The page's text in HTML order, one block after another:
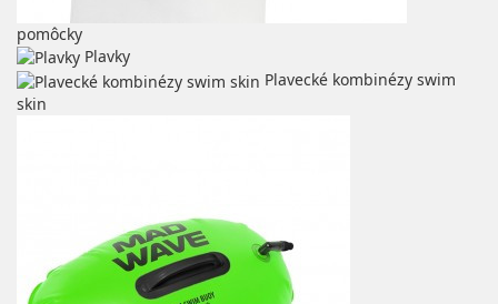
pomôcky
Plavky
Plavecké kombinézy swim
skin